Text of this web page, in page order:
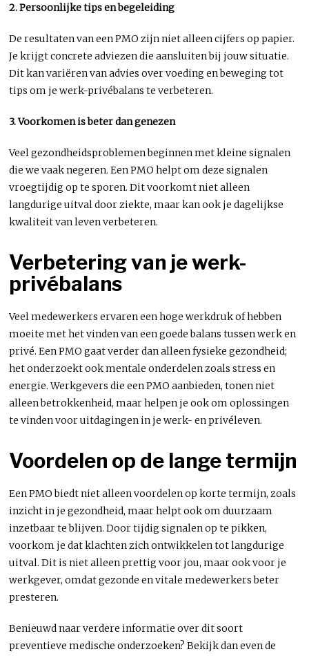
2. Persoonlijke tips en begeleiding
De resultaten van een PMO zijn niet alleen cijfers op papier.
Je krijgt concrete adviezen die aansluiten bij jouw situatie.
Dit kan variëren van advies over voeding en beweging tot
tips om je werk-privébalans te verbeteren.
3. Voorkomen is beter dan genezen
Veel gezondheidsproblemen beginnen met kleine signalen
die we vaak negeren. Een PMO helpt om deze signalen
vroegtijdig op te sporen. Dit voorkomt niet alleen
langdurige uitval door ziekte, maar kan ook je dagelijkse
kwaliteit van leven verbeteren.
Verbetering van je werk-
privébalans
Veel medewerkers ervaren een hoge werkdruk of hebben
moeite met het vinden van een goede balans tussen werk en
privé. Een PMO gaat verder dan alleen fysieke gezondheid;
het onderzoekt ook mentale onderdelen zoals stress en
energie. Werkgevers die een PMO aanbieden, tonen niet
alleen betrokkenheid, maar helpen je ook om oplossingen
te vinden voor uitdagingen in je werk- en privéleven.
Voordelen op de lange termijn
Een PMO biedt niet alleen voordelen op korte termijn, zoals
inzicht in je gezondheid, maar helpt ook om duurzaam
inzetbaar te blijven. Door tijdig signalen op te pikken,
voorkom je dat klachten zich ontwikkelen tot langdurige
uitval. Dit is niet alleen prettig voor jou, maar ook voor je
werkgever, omdat gezonde en vitale medewerkers beter
presteren.
Benieuwd naar verdere informatie over dit soort
preventieve medische onderzoeken? Bekijk dan even de